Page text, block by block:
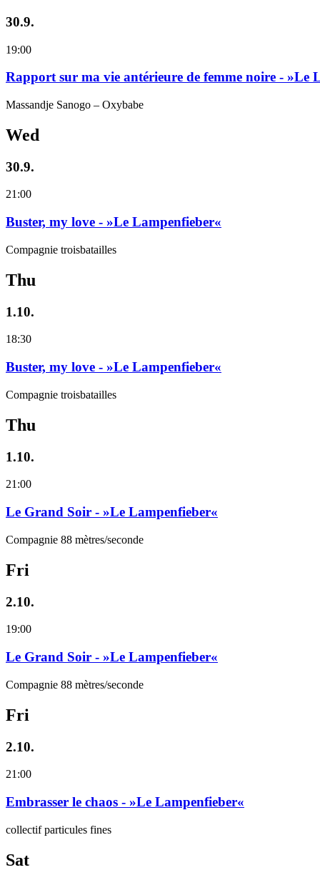
30.9.
19:00
Rapport sur ma vie antérieure de femme noire - »Le
Massandje Sanogo – Oxybabe
Wed
30.9.
21:00
Buster, my love - »Le Lampenfieber«
Compagnie troisbatailles
Thu
1.10.
18:30
Buster, my love - »Le Lampenfieber«
Compagnie troisbatailles
Thu
1.10.
21:00
Le Grand Soir - »Le Lampenfieber«
Compagnie 88 mètres/seconde
Fri
2.10.
19:00
Le Grand Soir - »Le Lampenfieber«
Compagnie 88 mètres/seconde
Fri
2.10.
21:00
Embrasser le chaos - »Le Lampenfieber«
collectif particules fines
Sat